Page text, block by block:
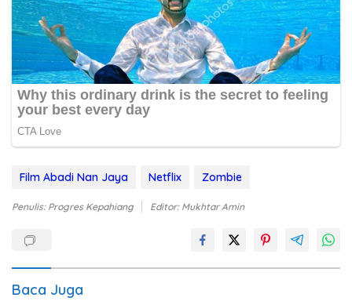
Film Abadi Nan Jaya Netflix Zombie
Penulis: Progres Kepahiang Editor: Mukhtar Amin
Baca Juga